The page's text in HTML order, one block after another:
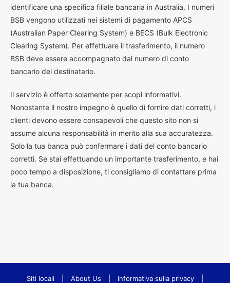
identificare una specifica filiale bancaria in Australia. I numeri
BSB vengono utilizzati nei sistemi di pagamento APCS
(Australian Paper Clearing System) e BECS (Bulk Electronic
Clearing System). Per effettuare il trasferimento, il numero
BSB deve essere accompagnato dal numero di conto
bancario del destinatario.
Il servizio è offerto solamente per scopi informativi.
Nonostante il nostro impegno è quello di fornire dati corretti, i
clienti devono essere consapevoli che questo sito non si
assume alcuna responsabilità in merito alla sua accuratezza.
Solo la tua banca può confermare i dati del conto bancario
corretti. Se stai effettuando un importante trasferimento, e hai
poco tempo a disposizione, ti consigliamo di contattare prima
la tua banca.
Siti locali About Us Informativa sulla privacy